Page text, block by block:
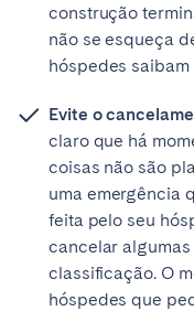
construção
não se esqueça
hóspedes
Evite o
claro que há
coisas não são
uma emergência
feita pelo seu
cancelar algumas
classificação. O
hóspedes que